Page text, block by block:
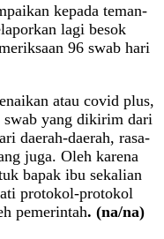
kepada teman-
lagi besok
96 swab hari
atau covid plus,
swab yang dikirim dari
daerah-daerah, rasa-
juga. Oleh karena
bapak ibu sekalian
protokol-protokol
pemerintah. (na/na)